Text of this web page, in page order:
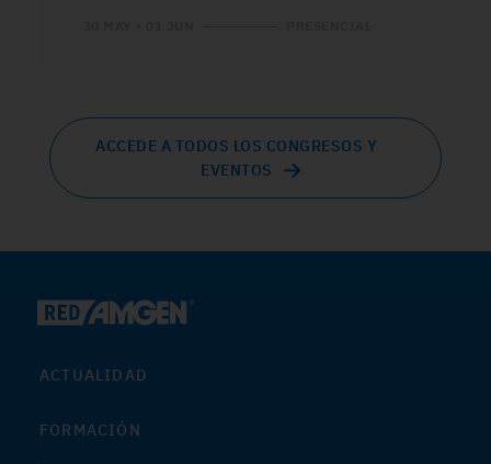
ACCEDE A TODOS LOS CONGRESOS Y
EVENTOS
ACTUALIDAD
FORMACIÓN